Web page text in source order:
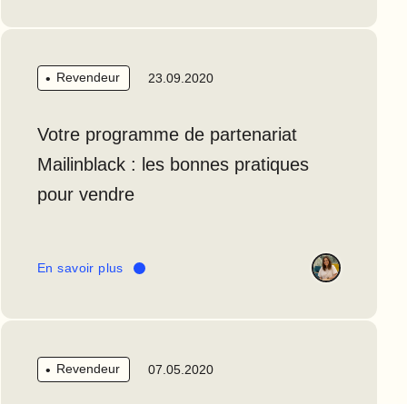
Revendeur 23.09.2020
Votre programme de partenariat
Mailinblack : les bonnes pratiques
pour vendre
En savoir plus
Revendeur 07.05.2020